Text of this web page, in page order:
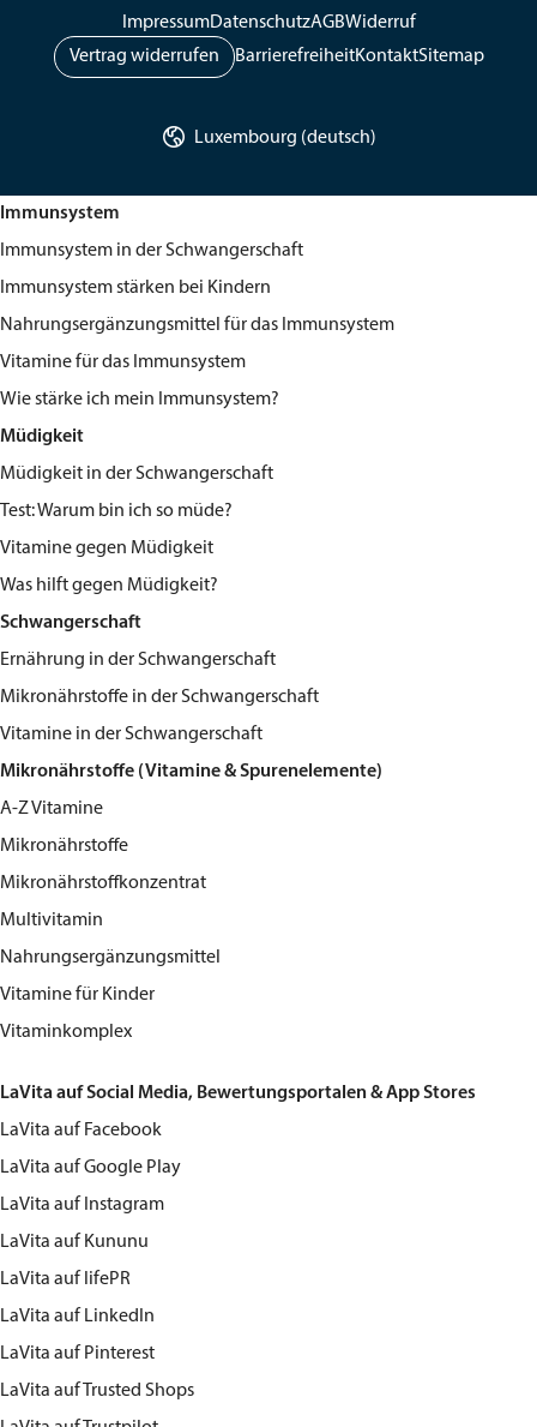
Mo–Fr: 8–16 Uhr
ImpressumDatenschutzAGBWiderruf
Vertrag widerrufen
BarrierefreiheitKontaktSitemap
 Luxembourg (deutsch)
Immunsystem
Immunsystem in der Schwangerschaft
Immunsystem stärken bei Kindern
Nahrungsergänzungsmittel für das Immunsystem
Vitamine für das Immunsystem
Wie stärke ich mein Immunsystem?
Müdigkeit
Müdigkeit in der Schwangerschaft
Test: Warum bin ich so müde?
Vitamine gegen Müdigkeit
Was hilft gegen Müdigkeit?
Schwangerschaft
Ernährung in der Schwangerschaft
Mikronährstoffe in der Schwangerschaft
Vitamine in der Schwangerschaft
Mikronährstoffe (Vitamine & Spurenelemente)
A-Z Vitamine
Mikronährstoffe
Mikronährstoffkonzentrat
Multivitamin
Nahrungsergänzungsmittel
Vitamine für Kinder
Vitaminkomplex
LaVita auf Social Media, Bewertungsportalen & App Stores
LaVita auf Facebook
LaVita auf Google Play
LaVita auf Instagram
LaVita auf Kununu
LaVita auf lifePR
LaVita auf LinkedIn
LaVita auf Pinterest
LaVita auf Trusted Shops